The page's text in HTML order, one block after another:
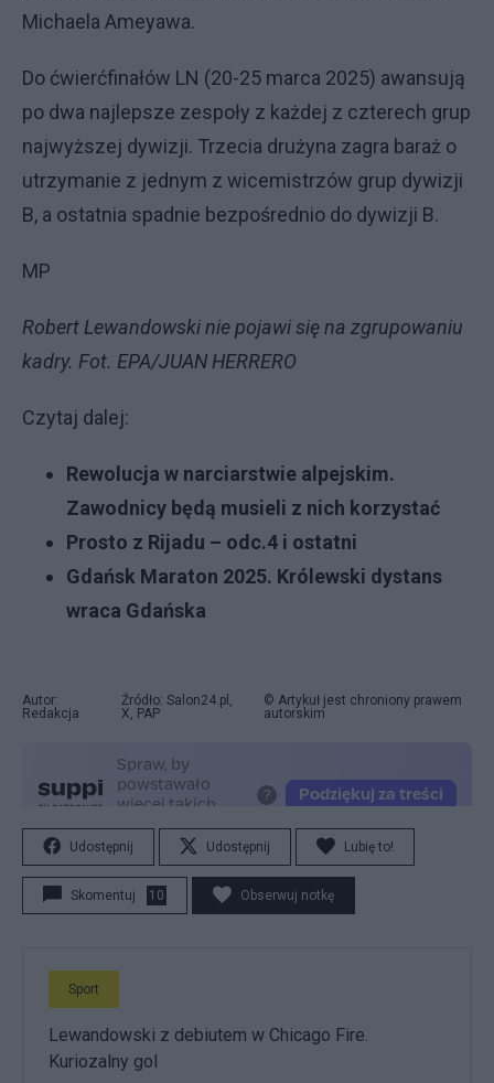
Michaela Ameyawa.
Do ćwierćfinałów LN (20-25 marca 2025) awansują
po dwa najlepsze zespoły z każdej z czterech grup
najwyższej dywizji. Trzecia drużyna zagra baraż o
utrzymanie z jednym z wicemistrzów grup dywizji
B, a ostatnia spadnie bezpośrednio do dywizji B.
MP
Robert Lewandowski nie pojawi się na zgrupowaniu
kadry. Fot. EPA/JUAN HERRERO
Czytaj dalej:
Rewolucja w narciarstwie alpejskim.
Zawodnicy będą musieli z nich korzystać
Prosto z Rijadu – odc.4 i ostatni
Gdańsk Maraton 2025. Królewski dystans
wraca Gdańska
Autor:
Redakcja
Źródło: Salon24.pl,
X, PAP
© Artykuł jest chroniony prawem
autorskim
Udostępnij Udostępnij Lubię to!
Skomentuj 10 Obserwuj notkę
Sport
Lewandowski z debiutem w Chicago Fire.
Kuriozalny gol